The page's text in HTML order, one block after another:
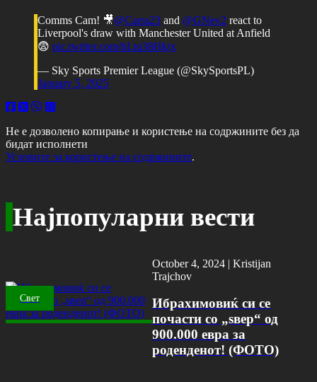
Comms Cam! 🎥@Carra23 and @GNev2 react to
Liverpool's draw with Manchester United at Anfield
😨 pic.twitter.com/bLtq38Hkjx
— Sky Sports Premier League (@SkySportsPL)
January 5, 2025
Не е дозволено копирање и користење на содржините без да
бидат исполнети
Условите за користење на содржините.
Најпопуларни вести
Свет
October 4, 2024 |Kristijan
Trajchov
Ибрахимовиќ си се
почасти со „ѕвер“ од
900.000 евра за
роденденот! (ФОТО)